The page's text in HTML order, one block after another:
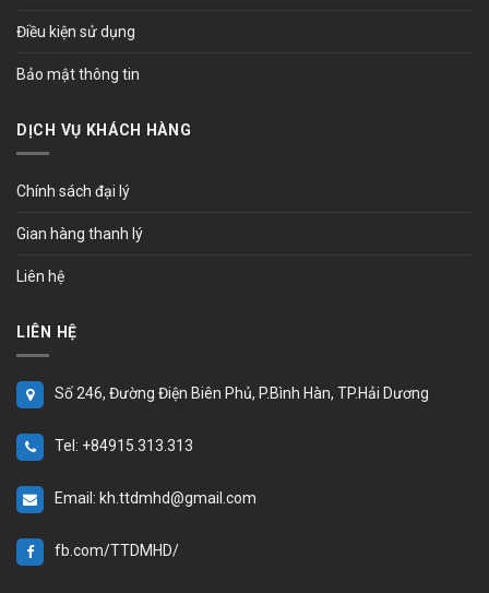
Điều kiện sử dụng
Bảo mật thông tin
DỊCH VỤ KHÁCH HÀNG
Chính sách đại lý
Gian hàng thanh lý
Liên hệ
LIÊN HỆ
Số 246, Đường Điện Biên Phủ, P.Bình Hàn, TP.Hải Dương
Tel: +84915.313.313
Email: kh.ttdmhd@gmail.com
fb.com/TTDMHD/